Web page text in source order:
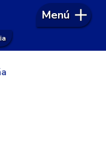
Menú